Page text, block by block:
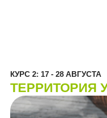
КУРС 2: 17 - 28 АВГУСТА
ТЕРРИТОРИЯ